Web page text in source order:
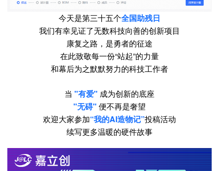
今天是第三十五个全国助残日
我们有幸见证了无数科技向善的创新项目
康复之路，是勇者的征途
在此致敬每一份“站起”的力量
和幕后为之默默努力的科技工作者
当 "有爱" 成为创新的底座
"无碍" 便不再是奢望
欢迎大家参加“我的AI造物记”投稿活动
续写更多温暖的硬件故事